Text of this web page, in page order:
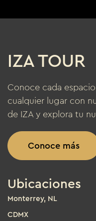
IZA TOUR
Conoce cada
cualquier lugar con
de IZA y explora tu
Conoce más
Ubicaciones
Monterrey, NL
CDMX